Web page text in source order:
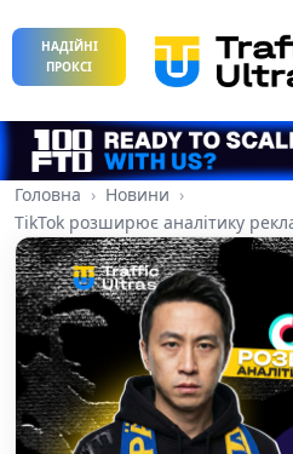
НАДІЙНІ
ПРОКСІ
Головна
Новини
TikTok розширює аналітику